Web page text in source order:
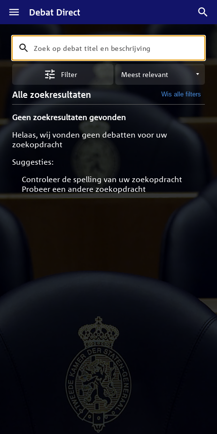
Debat Direct
Zoeken
Zoek
op
en
beschrijving
Filter
Sorteren
op
meest
Alle zoekresultaten Wis alle filters
Geen zoekresultaten gevonden
Helaas, wij vonden geen debatten voor uw
zoekopdracht
Suggesties:
Controleer de spelling van uw zoekopdracht
Probeer een andere zoekopdracht